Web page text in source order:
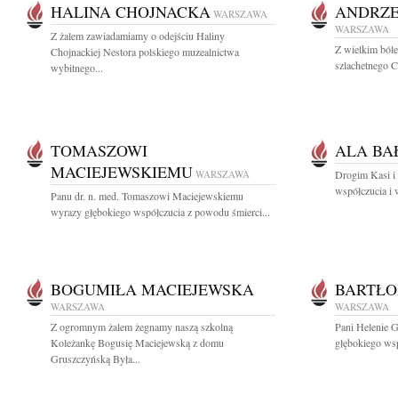
HALINA CHOJNACKA WARSZAWA
Z żalem zawiadamiamy o odejściu Haliny
Chojnackiej Nestora polskiego muzealnictwa
wybitnego...
WARSZAWA
Z wielkim
szlachetnego
TOMASZOWI
MACIEJEWSKIEMU WARSZAWA
Panu dr. n. med. Tomaszowi Maciejewskiemu
wyrazy głębokiego współczucia z powodu śmierci...
ALA
Drogim Kasi i
współczucia i
BOGUMIŁA MACIEJEWSKA
WARSZAWA
Z ogromnym żalem żegnamy naszą szkolną
Koleżankę Bogusię Maciejewską z domu
Gruszczyńską Była...
WARSZAWA
Pani Helenie
głębokiego